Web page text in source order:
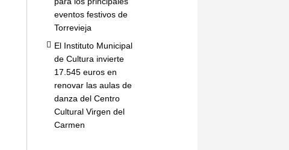
eventos festivos de
Torrevieja
El Instituto Municipal
de Cultura invierte
17.545 euros en
renovar las aulas de
danza del Centro
Cultural Virgen del
Carmen